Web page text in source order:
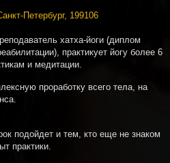
Петербург, 199106
хатха-йоги (диплом
практикует йогу более 6
и медитации.
проработку всего тела, на
подойдет и тем, кто еще не знаком
практики.